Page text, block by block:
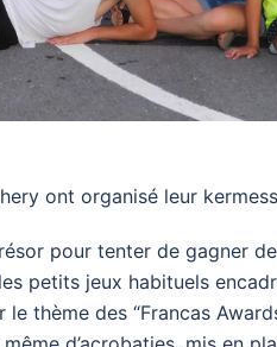
ont organisé leur
pour tenter de gagner
petits jeux habituels
thème des “Francas